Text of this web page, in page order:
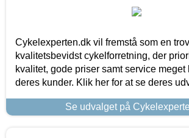
Cykelexperten.dk vil fremstå som en
kvalitetsbevidst cykelforretning, der
kvalitet, gode priser samt service
deres kunder. Klik her for at se deres
Se udvalget på